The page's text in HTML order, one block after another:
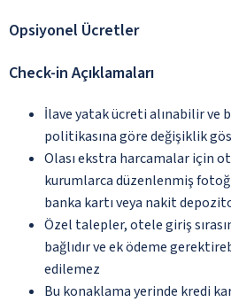
Opsiyonel Ücretler
Check-in Açıklamaları
İlave yatak ücreti alınabilir ve
politikasına göre değişiklik
Olası ekstra harcamalar için
kurumlarca düzenlenmiş
banka kartı veya nakit
Özel talepler, otele giriş
bağlıdır ve ek ödeme
edilemez
Bu konaklama yerinde kredi